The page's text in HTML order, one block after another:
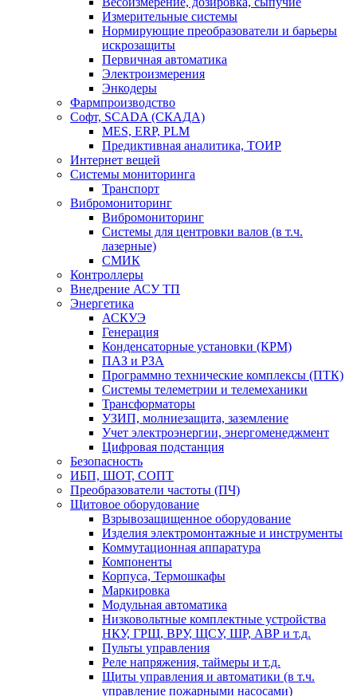
Измерительные системы
Нормирующие преобразователи и барьеры
искрозащиты
Первичная автоматика
Электроизмерения
Энкодеры
Фармпроизводство
Софт, SCADA (СКАДА)
MES, ERP, PLM
Предиктивная аналитика, ТОИР
Интернет вещей
Системы мониторинга
Транспорт
Вибромониторинг
Вибромониторинг
Системы для центровки валов (в т.ч.
лазерные)
СМИК
Контроллеры
Внедрение АСУ ТП
Энергетика
АСКУЭ
Генерация
Конденсаторные установки (КРМ)
ПАЗ и РЗА
Программно технические комплексы (ПТК)
Системы телеметрии и телемеханики
Трансформаторы
УЗИП, молниезащита, заземление
Учет электроэнергии, энергоменеджмент
Цифровая подстанция
Безопасность
ИБП, ШОТ, СОПТ
Преобразователи частоты (ПЧ)
Щитовое оборудование
Взрывозащищенное оборудование
Изделия электромонтажные и инструменты
Коммутационная аппаратура
Компоненты
Корпуса, Термошкафы
Маркировка
Модульная автоматика
Низковольтные комплектные устройства
НКУ, ГРЩ, ВРУ, ЩСУ, ШР, АВР и т.д.
Пульты управления
Реле напряжения, таймеры и т.д.
Щиты управления и автоматики (в т.ч.
управление пожарными насосами)